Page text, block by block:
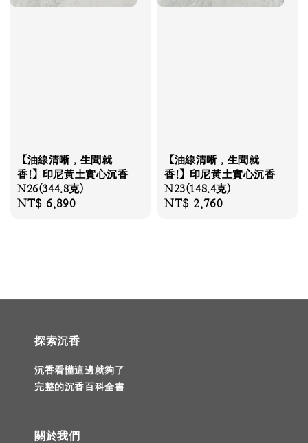
【油線清晰，生聞就
香!】印尼黃土實心沉香
N26(344.8克)
Regular
NT$ 6,890
【油線清晰，生聞就
香!】印尼黃土實心沉香
N23(148.4克)
Regular
NT$ 2,760
探索沉香
沉香看懂這邊就夠了
完整的沉香百科全書
關於我們